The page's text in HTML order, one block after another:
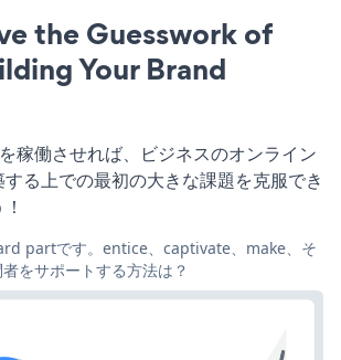
the Guesswork of
Your Brand
稼働させれば、ビジネスのオンライン
る上での最初の大きな課題を克服でき
partです。entice、captivate、make、そ
をサポートする方法は？